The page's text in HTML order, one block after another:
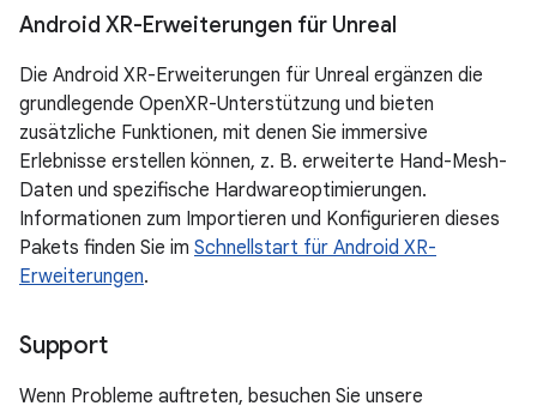
Android XR-Erweiterungen für Unreal
Die Android XR-Erweiterungen für Unreal ergänzen die
grundlegende OpenXR-Unterstützung und bieten
zusätzliche Funktionen, mit denen Sie immersive
Erlebnisse erstellen können, z. B. erweiterte Hand-Mesh-
Daten und spezifische Hardwareoptimierungen.
Informationen zum Importieren und Konfigurieren dieses
Pakets finden Sie im Schnellstart für Android XR-
Erweiterungen.
Support
Wenn Probleme auftreten, besuchen Sie unsere